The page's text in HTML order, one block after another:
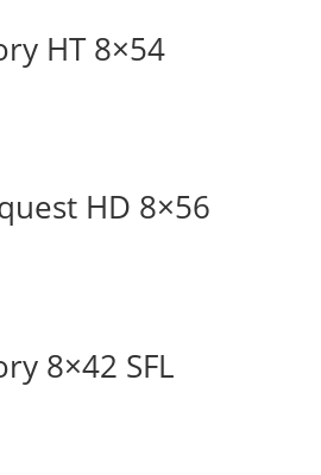
HT 8×54
HD 8×56
8×42 SFL